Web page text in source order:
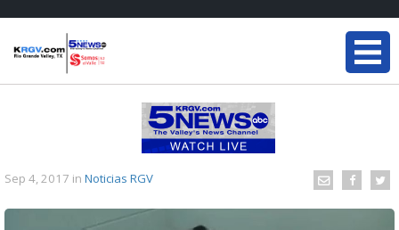
Sep 4, 2017 in Noticias RGV